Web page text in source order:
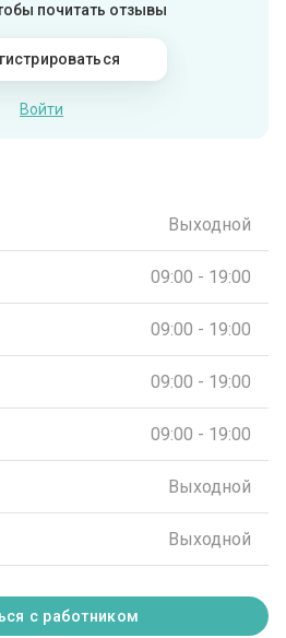
почитать отзывы
Войти
Выходной
09:00 - 19:00
09:00 - 19:00
09:00 - 19:00
09:00 - 19:00
Выходной
Выходной
с работником